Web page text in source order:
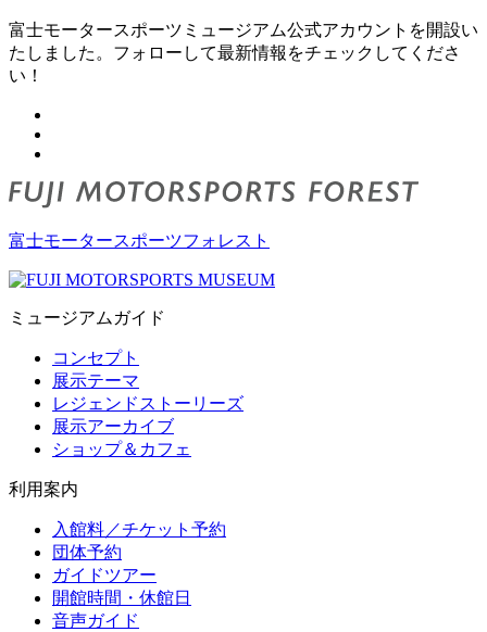
富士モータースポーツミュージアム公式アカウントを開設い
たしました。フォローして最新情報をチェックしてくださ
い！
富士モータースポーツフォレスト
ミュージアムガイド
コンセプト
展示テーマ
レジェンドストーリーズ
展示アーカイブ
ショップ＆カフェ
利用案内
入館料／チケット予約
団体予約
ガイドツアー
開館時間・休館日
音声ガイド